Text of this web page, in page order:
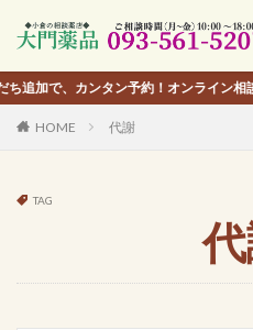
タン予約！オンライン相談、来店相談
HOME 代謝
TAG